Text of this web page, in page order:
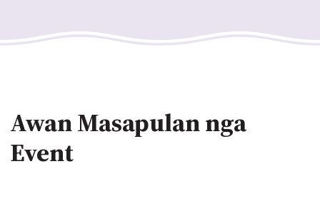
Awan Masapulan nga
Event